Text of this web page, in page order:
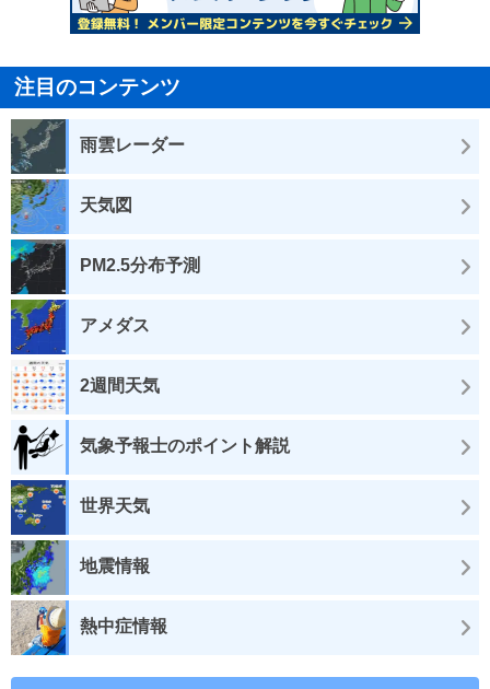
注目のコンテンツ
雨雲レーダー
天気図
PM2.5分布予測
アメダス
2週間天気
気象予報士のポイント解説
世界天気
地震情報
熱中症情報